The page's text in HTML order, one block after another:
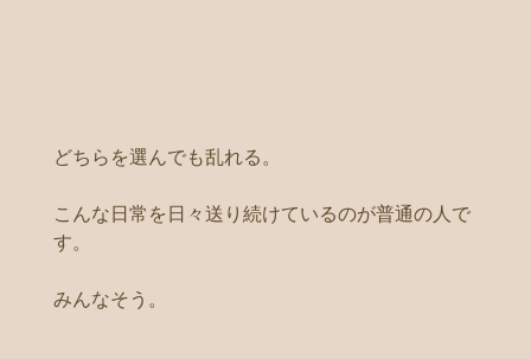
どちらを選んでも乱れる。
こんな日常を日々送り続けているのが普通の人で
す。
みんなそう。